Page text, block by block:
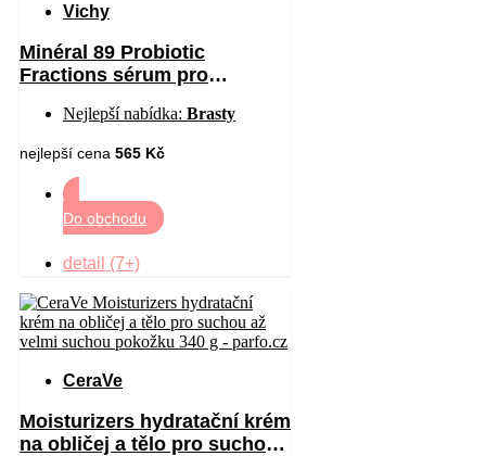
Vichy
Minéral 89 Probiotic
Fractions sérum pro
Nejlepší nabídka: Brasty
nejlepší cena 565 Kč
Do obchodu
detail (7+)
CeraVe
Moisturizers hydratační krém
na obličej a tělo pro suchou